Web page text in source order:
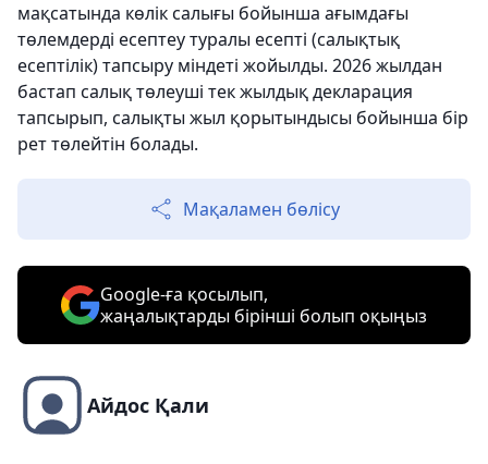
мақсатында көлік салығы бойынша ағымдағы
төлемдерді есептеу туралы есепті (салықтық
есептілік) тапсыру міндеті жойылды. 2026 жылдан
бастап салық төлеуші тек жылдық декларация
тапсырып, салықты жыл қорытындысы бойынша бір
рет төлейтін болады.
Мақаламен бөлісу
Google-ға қосылып,
жаңалықтарды бірінші болып оқыңыз
Айдос Қали